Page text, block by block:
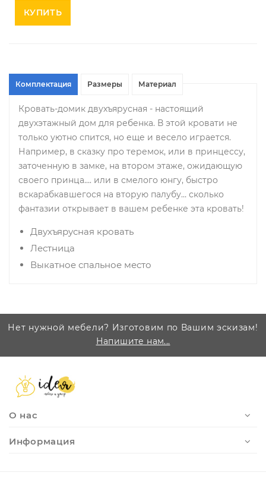
КУПИТЬ
Комплектация Размеры Материал
Кровать-домик двухъярусная - настоящий
двухэтажный дом для ребенка. В этой кровати не
только уютно спится, но еще и весело играется.
Например, в сказку про теремок, или в принцессу,
заточенную в замке, на втором этаже, ожидающую
своего принца…. или в смелого юнгу, быстро
вскарабкавшегося на вторую палубу… сколько
фантазии открывает в вашем ребенке эта кровать!
Двухъярусная кровать
Лестница
Выкатное спальное место
Нет нужной мебели? Изготовим по Вашим эскизам!
Напишите нам...
О нас
Информация